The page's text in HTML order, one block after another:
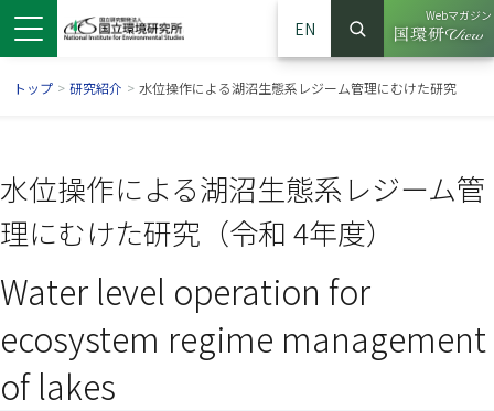
ウで開きます）
ンドウで開きます）
ウインドウで開きます）
EN
サイト内検索
検索
Webマガジン
（別ウイ
トップ > 研究紹介 > 水位操作による湖沼生態系レジーム管理にむけた研究
水位操作による湖沼生態系レジーム管
理にむけた研究（令和 4年度）
Water level operation for
ecosystem regime management
of lakes